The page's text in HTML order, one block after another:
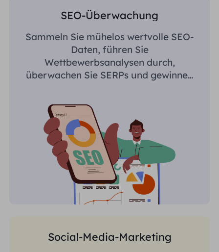
SEO-Überwachung
Sammeln Sie mühelos wertvolle SEO-
Daten, führen Sie
Wettbewerbsanalysen durch,
überwachen Sie SERPs und gewinnen
Social-Media-Marketing